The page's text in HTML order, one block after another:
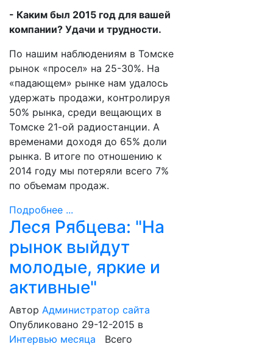
- Каким был 2015 год для вашей
компании? Удачи и трудности.
По нашим наблюдениям в Томске
рынок «просел» на 25-30%. На
«падающем» рынке нам удалось
удержать продажи, контролируя
50% рынка, среди вещающих в
Томске 21-ой радиостанции. А
временами доходя до 65% доли
рынка. В итоге по отношению к
2014 году мы потеряли всего 7%
по объемам продаж.
Подробнее ...
Леся Рябцева: "На
рынок выйдут
молодые, яркие и
активные"
Автор Администратор сайта
Опубликовано 29-12-2015 в
Интервью месяца Всего